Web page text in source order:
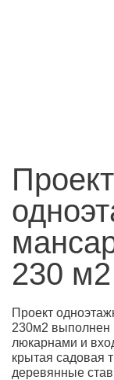
230
Проект
230м2 выполнен
люкарнами и
крытая садовая
деревянные